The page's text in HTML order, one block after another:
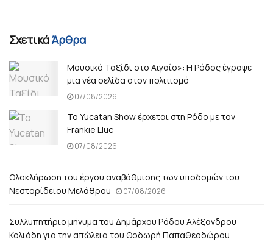
ΣχετικάΆρθρα
Μουσικό Ταξίδι στο Αιγαίο»: Η Ρόδος έγραψε
μια νέα σελίδα στον πολιτισμό
07/08/2026
Το Yucatan Show έρχεται στη Ρόδο με τον
Frankie Lluc
07/08/2026
Ολοκλήρωση του έργου αναβάθμισης των υποδομών του
Νεστορίδειου Μελάθρου
07/08/2026
Συλλυπητήριο μήνυμα του Δημάρχου Ρόδου Αλέξανδρου
Κολιάδη για την απώλεια του Θοδωρή Παπαθεοδώρου